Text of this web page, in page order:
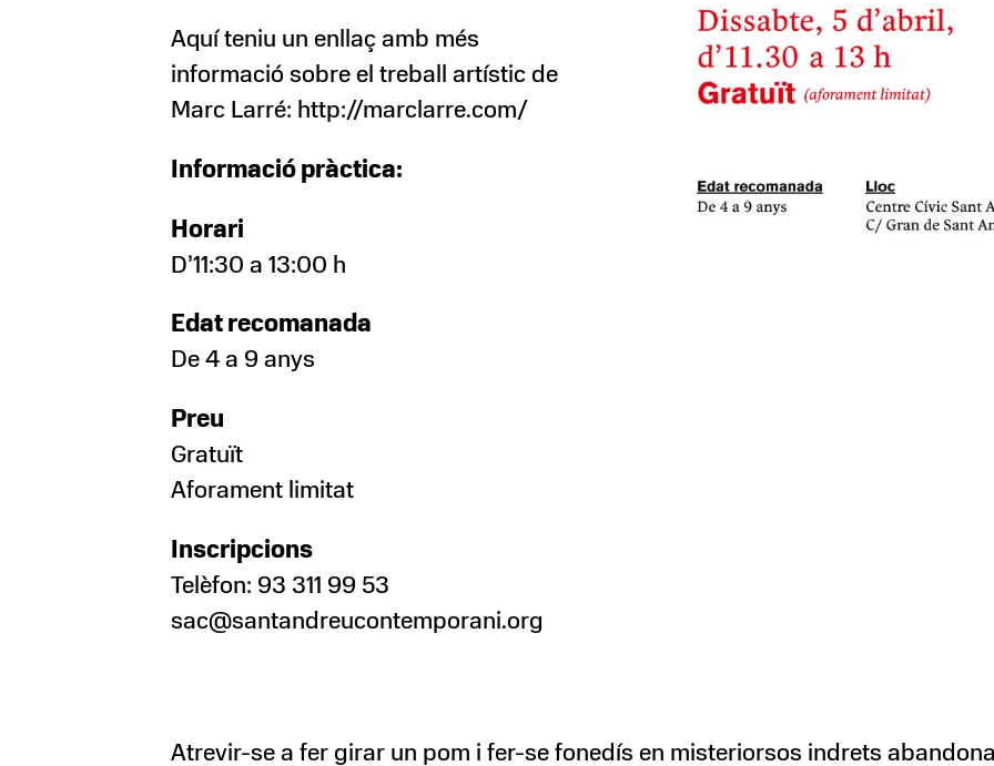
Aquí teniu un enllaç amb més
informació sobre el treball artístic de
Marc Larré: http://marclarre.com/
Informació pràctica:
Horari
D’11:30 a 13:00 h
Edat recomanada
De 4 a 9 anys
Preu
Gratuït
Aforament limitat
Inscripcions
Telèfon: 93 311 99 53
sac@santandreucontemporani.org
Atrevir-se a fer girar un pom i fer-se fonedís en misteriorsos indrets